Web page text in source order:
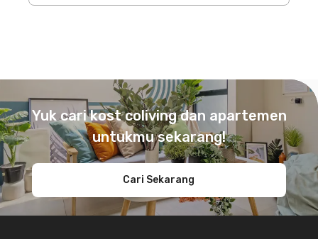
Yuk cari kost coliving dan apartemen
untukmu sekarang!
Cari Sekarang